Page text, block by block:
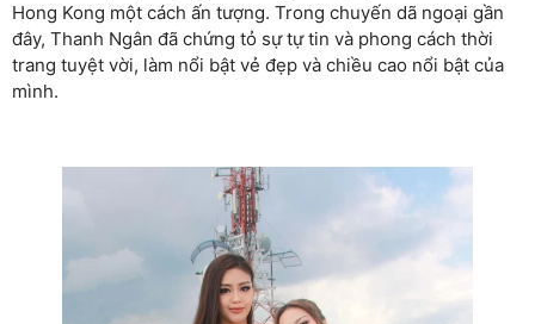
Hong Kong một cách ấn tượng. Trong chuyến dã ngoại gần
đây, Thanh Ngân đã chứng tỏ sự tự tin và phong cách thời
trang tuyệt vời, làm nổi bật vẻ đẹp và chiều cao nổi bật của
mình.